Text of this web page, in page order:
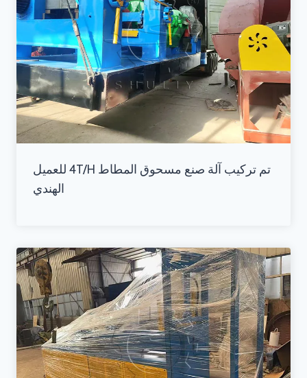
تم تركيب آلة صنع مسحوق المطاط 4T/H للعميل
الهندي